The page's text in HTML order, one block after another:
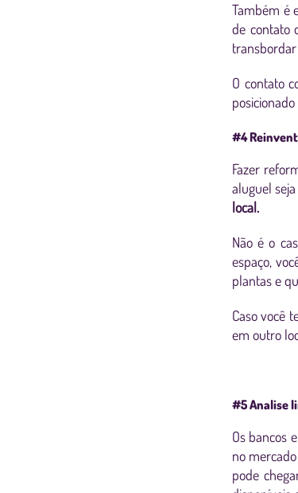
Também é
de contato
O contato
#4
Fazer
aluguel
local.
Não é o
espaço,
plantas e
Caso você
em outro
#5 Analise
Os bancos
no
pode